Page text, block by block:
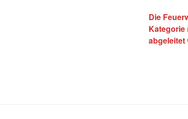
Die
Kategorie
abgeleitet